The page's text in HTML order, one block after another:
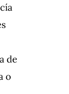
de
o